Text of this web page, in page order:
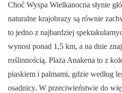
Choć Wyspa Wielkanocna słynie
naturalne krajobrazy są równie
to jedno z najbardziej
wynosi ponad 1,5 km, a na dnie
roślinnością. Plaża Anakena to z
piaskiem i palmami, gdzie według
osadnicy. W przeciwieństwie do